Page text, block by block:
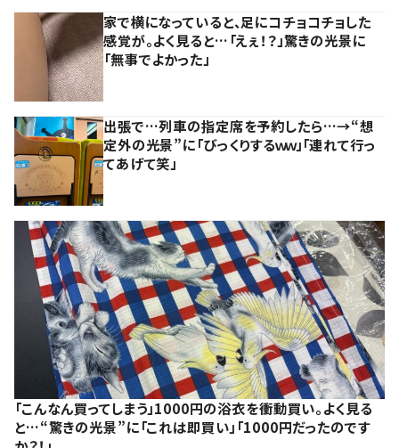
家で横になっていると、足にコチョコチョした
感覚が。よく見ると…「えぇ！？」驚きの光景に
「無事でよかった」
出張で…列車の指定席を予約したら…→“想
定外の光景”に「びっくりするｗｗ」「連れて行っ
てあげて笑」
「こんなん買ってしまう」1000円の浴衣を衝動買い。よく見る
と…“驚きの光景”に「これは即買い」「1000円だったのです